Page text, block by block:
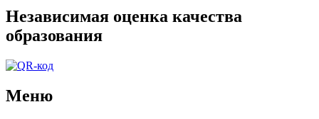
Независимая оценка качества
образования
Меню